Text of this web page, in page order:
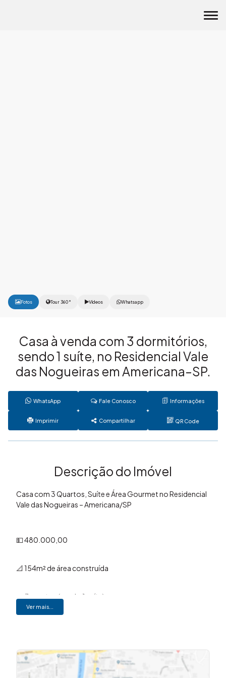
Fotos Tour 360° Vídeos Whatsapp
Casa à venda com 3 dormitórios,
sendo 1 suíte, no Residencial Vale
das Nogueiras em Americana–SP.
WhatsApp Fale Conosco Informações
Imprimir Compartilhar QR Code
Descrição do Imóvel
Casa com 3 Quartos, Suíte e Área Gourmet no Residencial
Vale das Nogueiras – Americana/SP
💵 480.000,00
📐 154m² de área construída
🛏️ 3 quartos (sendo 1 suíte)
🚿 2 banheiros
🛋️ Sala integrada
🚗 2 vagas de garagem cobertas
🪑 Móveis planejados na cozinha, banheiros e quarto
🏦 Aceita financiamento
Ver mais...